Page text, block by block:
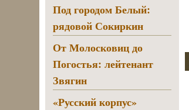
Под городом Белый:
рядовой Сокиркин
От Молосковиц до
Погостья: лейтенант
Звягин
«Русский корпус»